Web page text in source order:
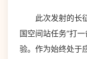
此次发射的长征
国空间站任务“打
验。作为始终处于